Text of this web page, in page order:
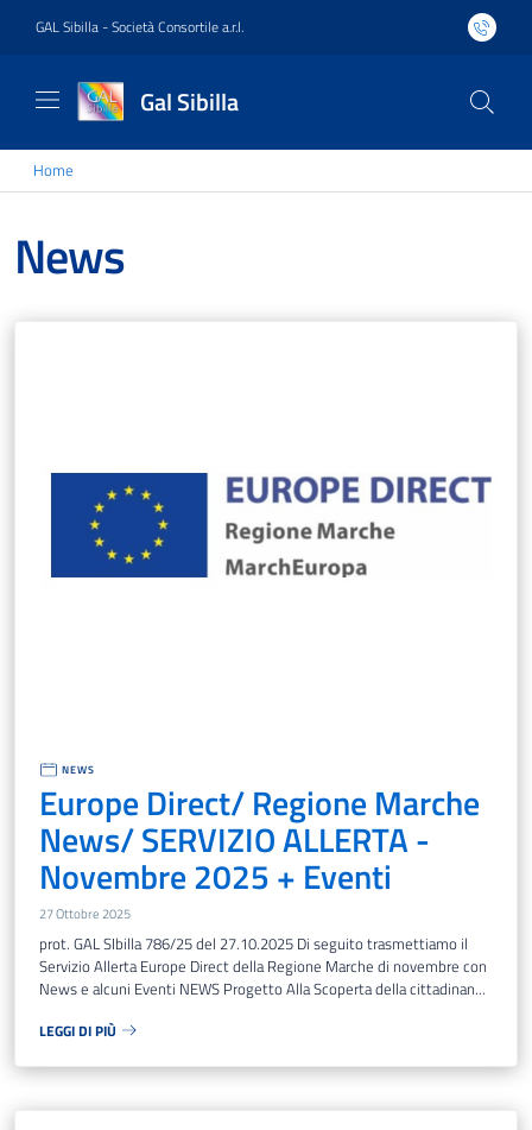
GAL Sibilla - Società Consortile a.r.l.
Gal Sibilla
Home
News
NEWS
Europe Direct/ Regione Marche
News/ SERVIZIO ALLERTA -
Novembre 2025 + Eventi
27 Ottobre 2025
prot. GAL SIbilla 786/25 del 27.10.2025 Di seguito trasmettiamo il
Servizio Allerta Europe Direct della Regione Marche di novembre con
News e alcuni Eventi NEWS Progetto Alla Scoperta della cittadinan...
LEGGI DI PIÙ